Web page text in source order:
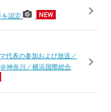
を認定
代表の参加および放送／
神奈川／横浜国際総合